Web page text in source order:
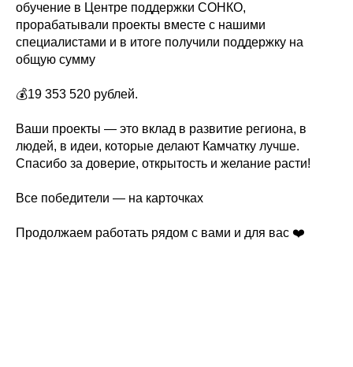
обучение в Центре поддержки СОНКО,
прорабатывали проекты вместе с нашими
специалистами и в итоге получили поддержку на
общую сумму
💰19 353 520 рублей.
Ваши проекты — это вклад в развитие региона, в
людей, в идеи, которые делают Камчатку лучше.
Спасибо за доверие, открытость и желание расти!
Все победители — на карточках
Продолжаем работать рядом с вами и для вас ❤️